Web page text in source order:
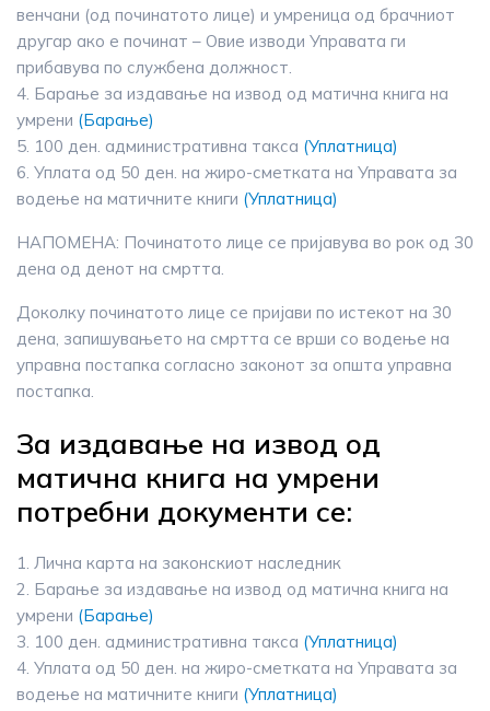
венчани (од починатото лице) и умреница од брачниот
другар ако е починат – Овие изводи Управата ги
прибавува по службена должност.
4. Барање за издавање на извод од матична книга на
умрени (Барање)
5. 100 ден. административна такса (Уплатница)
6. Уплата од 50 ден. на жиро-сметката на Управата за
водење на матичните книги (Уплатница)
НАПОМЕНА: Починатото лице се пријавува во рок од 30
дена од денот на смртта.
Доколку починатото лице се пријави по истекот на 30
дена, запишувањето на смртта се врши со водење на
управна постапка согласно законот за општа управна
постапка.
За издавање на извод од
матична книга на умрени
потребни документи се:
1. Лична карта на законскиот наследник
2. Барање за издавање на извод од матична книга на
умрени (Барање)
3. 100 ден. административна такса (Уплатница)
4. Уплата од 50 ден. на жиро-сметката на Управата за
водење на матичните книги (Уплатница)